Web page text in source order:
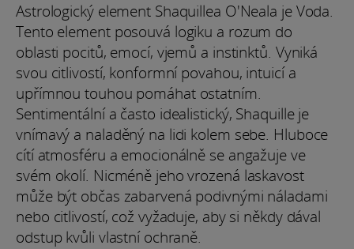
Astrologický element Shaquillea O'Neala je Voda.
Tento element posouvá logiku a rozum do
oblasti pocitů, emocí, vjemů a instinktů. Vyniká
svou citlivostí, konformní povahou, intuicí a
upřímnou touhou pomáhat ostatním.
Sentimentální a často idealistický, Shaquille je
vnímavý a naladěný na lidi kolem sebe. Hluboce
cítí atmosféru a emocionálně se angažuje ve
svém okolí. Nicméně jeho vrozená laskavost
může být občas zabarvená podivnými náladami
nebo citlivostí, což vyžaduje, aby si někdy dával
odstup kvůli vlastní ochraně.